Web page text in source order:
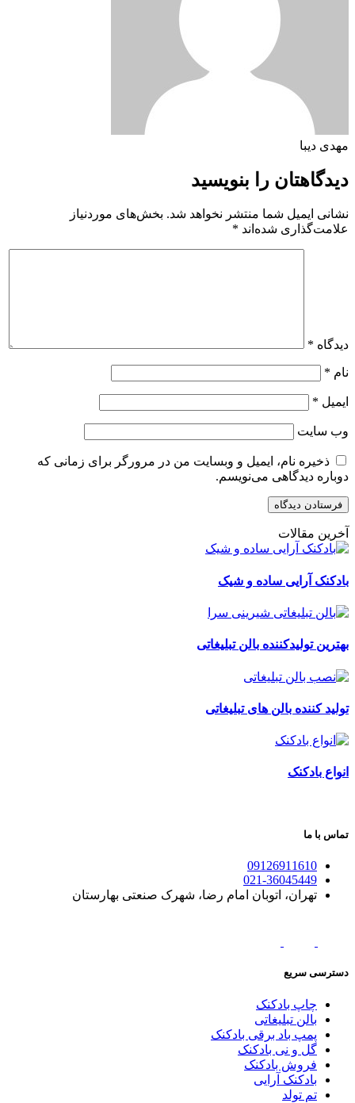
مهدی دیبا
دیدگاهتان را بنویسید
نشانی ایمیل شما منتشر نخواهد شد. بخش‌های موردنیاز
علامت‌گذاری شده‌اند *
دیدگاه *
نام *
ایمیل *
وب‌ سایت
ذخیره نام، ایمیل و وبسایت من در مرورگر برای زمانی که
دوباره دیدگاهی می‌نویسم.
آخرین مقالات
بادکنک آرایی ساده و شیک
بهترین تولیدکننده بالن تبلیغاتی
تولید کننده بالن های تبلیغاتی
انواع بادکنک
تماس با ما
09126911610
021-36045449
تهران، اتوبان امام رضا، شهرک صنعتی بهارستان
دسترسی سریع
چاپ بادکنک
بالن تبلیغاتی
پمپ باد برقی بادکنک
گل و نی بادکنک
فروش بادکنک
بادکنک آرایی
تم تولد